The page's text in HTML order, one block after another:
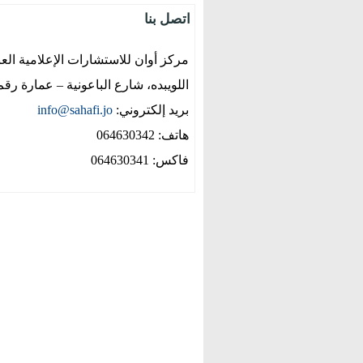
اتصل بنا
مركز أوان للاستشارات الإعلامية
اللويبده، شارع الباعونية – عمارة رقم
بريد إلكتروني: info@sahafi.jo
هاتف: 064630342
فاكس: 064630341